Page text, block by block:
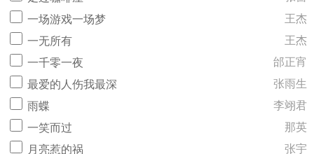
一场游戏一场梦
王杰
一无所有
王杰
一千零一夜
邰正宵
最爱的人伤我最深
张雨生
雨蝶
李翊君
一笑而过
那英
月亮惹的祸
张宇